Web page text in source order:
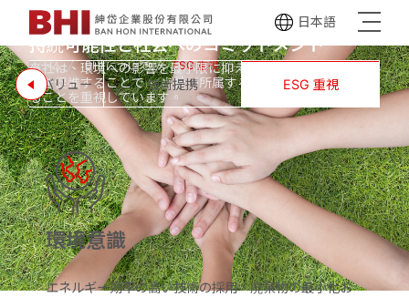
日本語
ホーム BHI について ESG 重視
ティ
持続可能性と社会へのコミットメント
当社は、環境への影響を最小限に抑え、持続可能な方法の実
行を促進することで、当社が所属する社会に積極的に貢献す
ることを重視しています。
＆コアバリュー 技術提携 ESG 重視
環境意識
エネルギー効率の高い技術の採用、廃棄物の最小化お